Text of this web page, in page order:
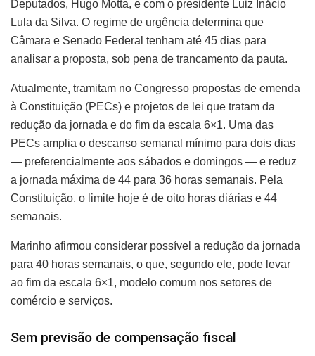
Deputados, Hugo Motta, e com o presidente Luiz Inácio
Lula da Silva. O regime de urgência determina que
Câmara e Senado Federal tenham até 45 dias para
analisar a proposta, sob pena de trancamento da pauta.
Atualmente, tramitam no Congresso propostas de emenda
à Constituição (PECs) e projetos de lei que tratam da
redução da jornada e do fim da escala 6×1. Uma das
PECs amplia o descanso semanal mínimo para dois dias
— preferencialmente aos sábados e domingos — e reduz
a jornada máxima de 44 para 36 horas semanais. Pela
Constituição, o limite hoje é de oito horas diárias e 44
semanais.
Marinho afirmou considerar possível a redução da jornada
para 40 horas semanais, o que, segundo ele, pode levar
ao fim da escala 6×1, modelo comum nos setores de
comércio e serviços.
Sem previsão de compensação fiscal